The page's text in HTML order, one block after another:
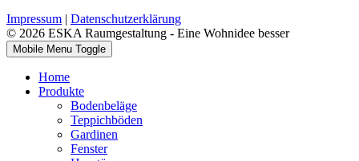
Impressum | Datenschutzerklärung
© 2026 ESKA Raumgestaltung - Eine Wohnidee besser
Mobile Menu Toggle
Home
Produkte
Bodenbeläge
Teppichböden
Gardinen
Fenster